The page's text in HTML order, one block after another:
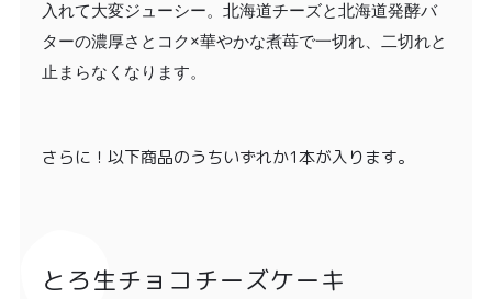
入れて大変ジューシー。北海道チーズと北海道発酵バ
ターの濃厚さとコク×華やかな煮苺で一切れ、二切れと
止まらなくなります。
さらに！以下商品のうちいずれか1本が入ります。
とろ生チョコチーズケーキ